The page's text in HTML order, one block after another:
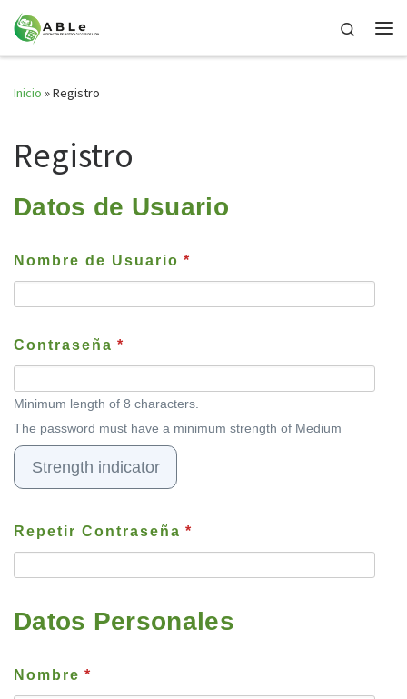
Saltar al contenido
Search
Inicio »Registro
Registro
Datos de Usuario
Nombre de Usuario *
Contraseña *
Minimum length of 8 characters.
The password must have a minimum strength of Medium
Strength indicator
Repetir Contraseña *
Datos Personales
Nombre *